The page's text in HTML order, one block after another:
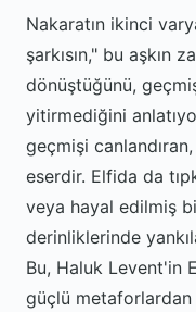
Nakaratın ikinci
şarkısın," bu aşkın
dönüştüğünü,
yitirmediğini
geçmişi
eserdir. Elfida da
veya hayal edilmiş
derinliklerinde
Bu, Haluk Levent'in
güçlü metaforlardan